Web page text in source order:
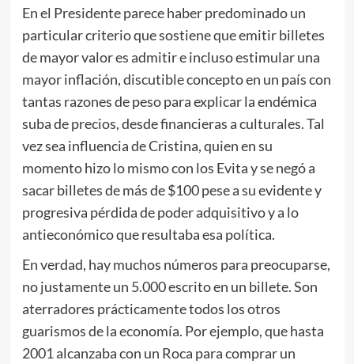
En el Presidente parece haber predominado un
particular criterio que sostiene que emitir billetes
de mayor valor es admitir e incluso estimular una
mayor inflación, discutible concepto en un país con
tantas razones de peso para explicar la endémica
suba de precios, desde financieras a culturales. Tal
vez sea influencia de Cristina, quien en su
momento hizo lo mismo con los Evita y se negó a
sacar billetes de más de $100 pese a su evidente y
progresiva pérdida de poder adquisitivo y a lo
antieconómico que resultaba esa política.
En verdad, hay muchos números para preocuparse,
no justamente un 5.000 escrito en un billete. Son
aterradores prácticamente todos los otros
guarismos de la economía. Por ejemplo, que hasta
2001 alcanzaba con un Roca para comprar un